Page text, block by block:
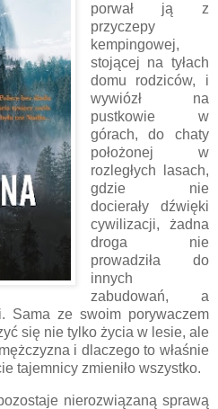
porwał ją z
przyczepy
kempingowej,
stojącej na tyłach
domu rodziców, i
wywiózł na
pustkowie w
górach, do chaty
położonej w
rozległych lasach,
gdzie nie
docierały dźwięki
cywilizacji, żadna
droga nie
prowadziła do
innych
zabudowań, a
Sama ze swoim porywaczem
się nie tylko życia w lesie, ale
i dlaczego to właśnie
tajemnicy zmieniło wszystko.
nierozwiązaną sprawą